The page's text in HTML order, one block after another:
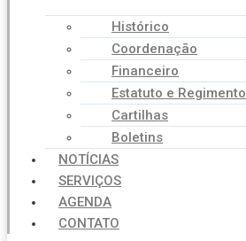
Histórico
Coordenação
Financeiro
Estatuto e Regimento
Cartilhas
Boletins
NOTÍCIAS
SERVIÇOS
AGENDA
CONTATO